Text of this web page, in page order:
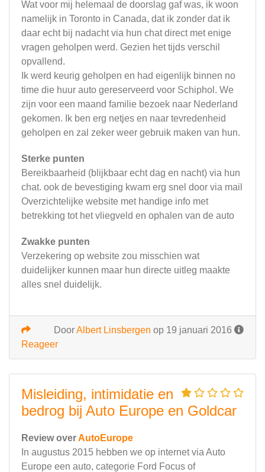
Wat voor mij helemaal de doorslag gaf was, ik woon
namelijk in Toronto in Canada, dat ik zonder dat ik
daar echt bij nadacht via hun chat direct met enige
vragen geholpen werd. Gezien het tijds verschil
opvallend.
Ik werd keurig geholpen en had eigenlijk binnen no
time die huur auto gereserveerd voor Schiphol. We
zijn voor een maand familie bezoek naar Nederland
gekomen. Ik ben erg netjes en naar tevredenheid
geholpen en zal zeker weer gebruik maken van hun.
Sterke punten
Bereikbaarheid (blijkbaar echt dag en nacht) via hun
chat. ook de bevestiging kwam erg snel door via mail
Overzichtelijke website met handige info met
betrekking tot het vliegveld en ophalen van de auto
Zwakke punten
Verzekering op website zou misschien wat
duidelijker kunnen maar hun directe uitleg maakte
alles snel duidelijk.
DoorAlbert Linsbergen op 19 januari 2016
Reageer
Misleiding, intimidatie en
bedrog bij Auto Europe en Goldcar
Review overAutoEurope
In augustus 2015 hebben we op internet via Auto
Europe een auto, categorie Ford Focus of